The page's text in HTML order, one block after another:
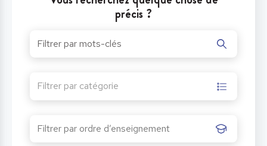
précis ?
Filtrer par catégorie